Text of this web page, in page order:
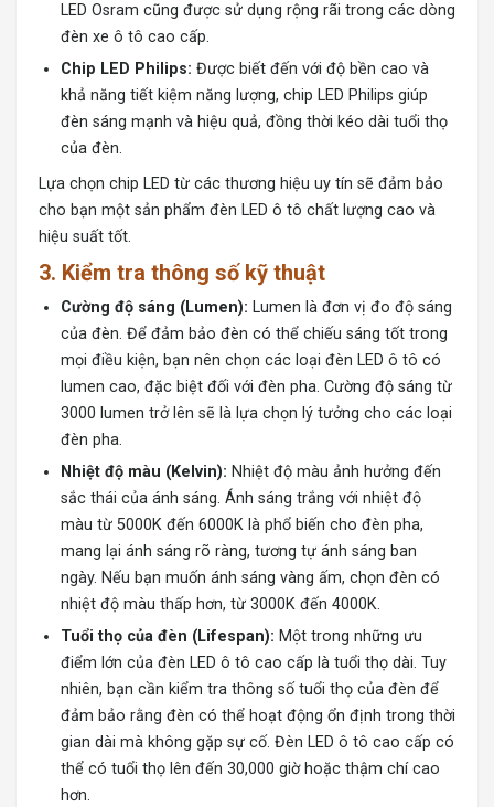
LED Osram cũng được sử dụng rộng rãi trong các dòng
đèn xe ô tô cao cấp.
Chip LED Philips: Được biết đến với độ bền cao và
khả năng tiết kiệm năng lượng, chip LED Philips giúp
đèn sáng mạnh và hiệu quả, đồng thời kéo dài tuổi thọ
của đèn.
Lựa chọn chip LED từ các thương hiệu uy tín sẽ đảm bảo
cho bạn một sản phẩm đèn LED ô tô chất lượng cao và
hiệu suất tốt.
3. Kiểm tra thông số kỹ thuật
Cường độ sáng (Lumen): Lumen là đơn vị đo độ sáng
của đèn. Để đảm bảo đèn có thể chiếu sáng tốt trong
mọi điều kiện, bạn nên chọn các loại đèn LED ô tô có
lumen cao, đặc biệt đối với đèn pha. Cường độ sáng từ
3000 lumen trở lên sẽ là lựa chọn lý tưởng cho các loại
đèn pha.
Nhiệt độ màu (Kelvin): Nhiệt độ màu ảnh hưởng đến
sắc thái của ánh sáng. Ánh sáng trắng với nhiệt độ
màu từ 5000K đến 6000K là phổ biến cho đèn pha,
mang lại ánh sáng rõ ràng, tương tự ánh sáng ban
ngày. Nếu bạn muốn ánh sáng vàng ấm, chọn đèn có
nhiệt độ màu thấp hơn, từ 3000K đến 4000K.
Tuổi thọ của đèn (Lifespan): Một trong những ưu
điểm lớn của đèn LED ô tô cao cấp là tuổi thọ dài. Tuy
nhiên, bạn cần kiểm tra thông số tuổi thọ của đèn để
đảm bảo rằng đèn có thể hoạt động ổn định trong thời
gian dài mà không gặp sự cố. Đèn LED ô tô cao cấp có
thể có tuổi thọ lên đến 30,000 giờ hoặc thậm chí cao
hơn.